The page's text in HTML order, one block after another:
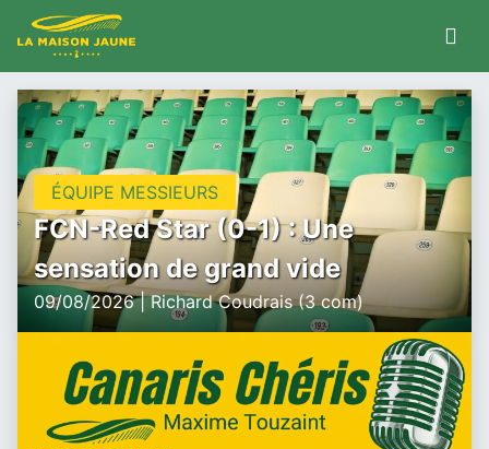
ÉQUIPE MESSIEURS
FCN-Red Star (0-1) : Une
sensation de grand vide
09/08/2026 | Richard Coudrais (3 com)